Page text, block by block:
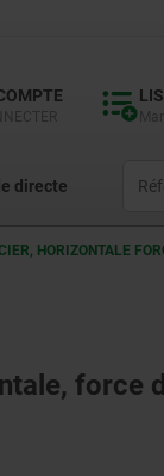
directe
HORIZONTALE
force